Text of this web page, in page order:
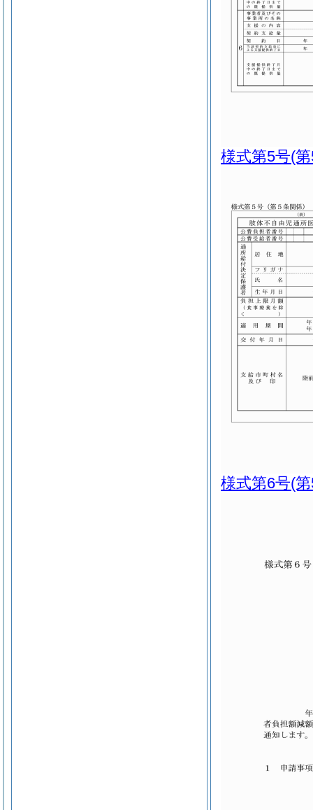
様式第5号(
様式第6号(